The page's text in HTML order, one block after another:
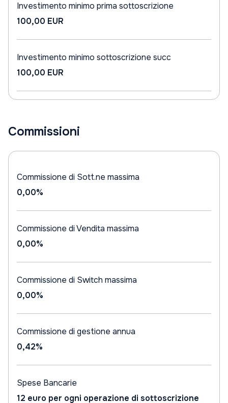
Investimento minimo prima sottoscrizione
100,00 EUR
Investimento minimo sottoscrizione succ
100,00 EUR
Commissioni
Commissione di Sott.ne massima
0,00%
Commissione di Vendita massima
0,00%
Commissione di Switch massima
0,00%
Commissione di gestione annua
0,42%
Spese Bancarie
12 euro per ogni operazione di sottoscrizione